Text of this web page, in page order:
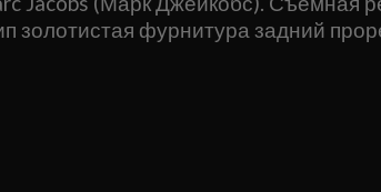
золотистая фурнитура задний